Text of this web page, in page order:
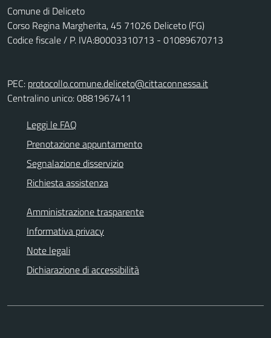
Comune di Deliceto
Corso Regina Margherita, 45 71026 Deliceto (FG)
Codice fiscale / P. IVA:80003310713 - 01089670713
PEC: protocollo.comune.deliceto@cittaconnessa.it
Centralino unico: 0881967411
Leggi le FAQ
Prenotazione appuntamento
Segnalazione disservizio
Richiesta assistenza
Amministrazione trasparente
Informativa privacy
Note legali
Dichiarazione di accessibilità